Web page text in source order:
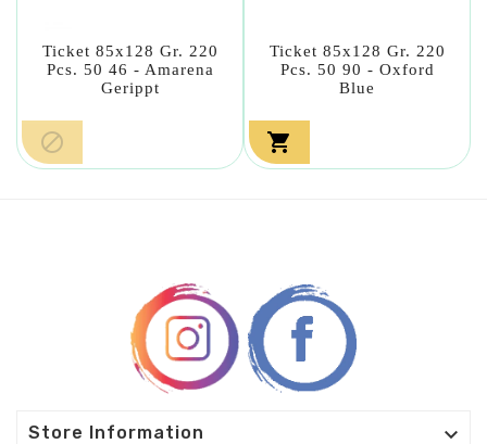
Ticket 85x128 Gr. 220
Pcs. 50 46 - Amarena
Gerippt

Ticket 85x128 Gr. 220
Pcs. 50 90 - Oxford
Blue

Store Information 